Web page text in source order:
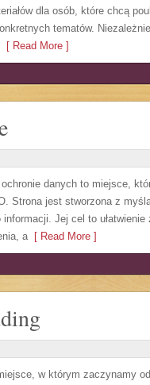
dla osób, które chcą
tematów.
[ Read More ]
danych to miejsce,
Strona jest stworzona z
Jej cel to
a[ Read More ]
w którym zaczynamy